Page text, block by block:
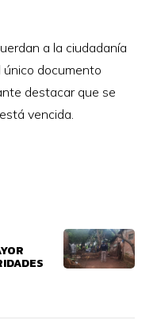
a la ciudadanía
único documento
destacar que se
vencida.